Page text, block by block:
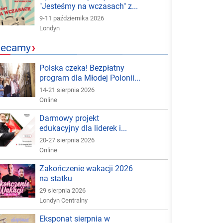
"Jesteśmy na wczasach" z...
9-11 października 2026
Londyn
›
Polska czeka! Bezpłatny
program dla Młodej Polonii...
14-21 sierpnia 2026
Online
Darmowy projekt
edukacyjny dla liderek i...
20-27 sierpnia 2026
Online
Zakończenie wakacji 2026
na statku
29 sierpnia 2026
Londyn Centralny
Eksponat sierpnia w